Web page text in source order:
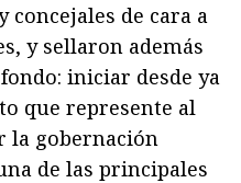
concejales de cara a
y sellaron además
iniciar desde ya
que represente al
la gobernación
de las principales